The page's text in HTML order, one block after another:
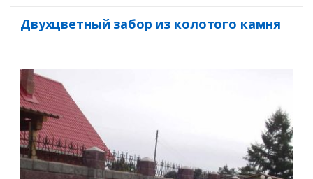
Двухцветный забор из колотого камня